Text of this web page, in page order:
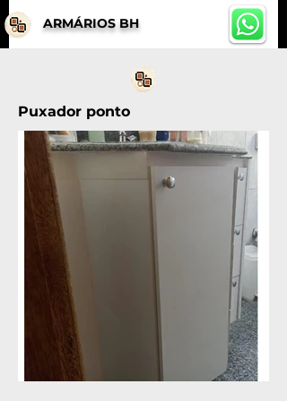
ARMÁRIOS BH
Puxador ponto